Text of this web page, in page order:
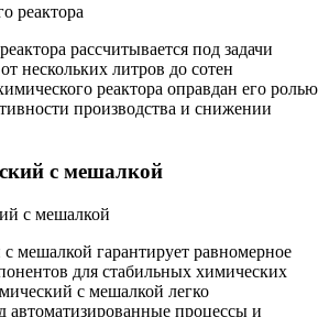
рассчитывается под задачи
нескольких литров до сотен
реактора оправдан его ролью
производства и снижении
с мешалкой
мешалкой гарантирует равномерное
для стабильных химических
с мешалкой легко
автоматизированные процессы и